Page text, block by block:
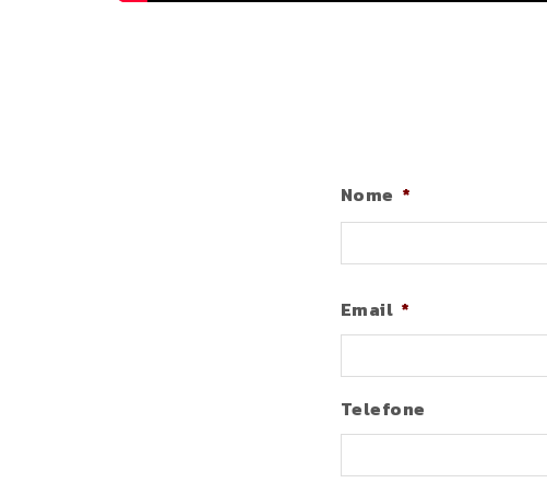
Nome *
Email *
Telefone